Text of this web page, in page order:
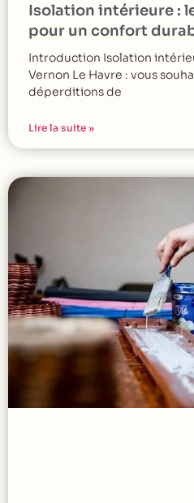
Isolation intérieure :
pour un confort
Introduction Isolation
Vernon Le Havre : vous
déperditions de
Lire la suite »